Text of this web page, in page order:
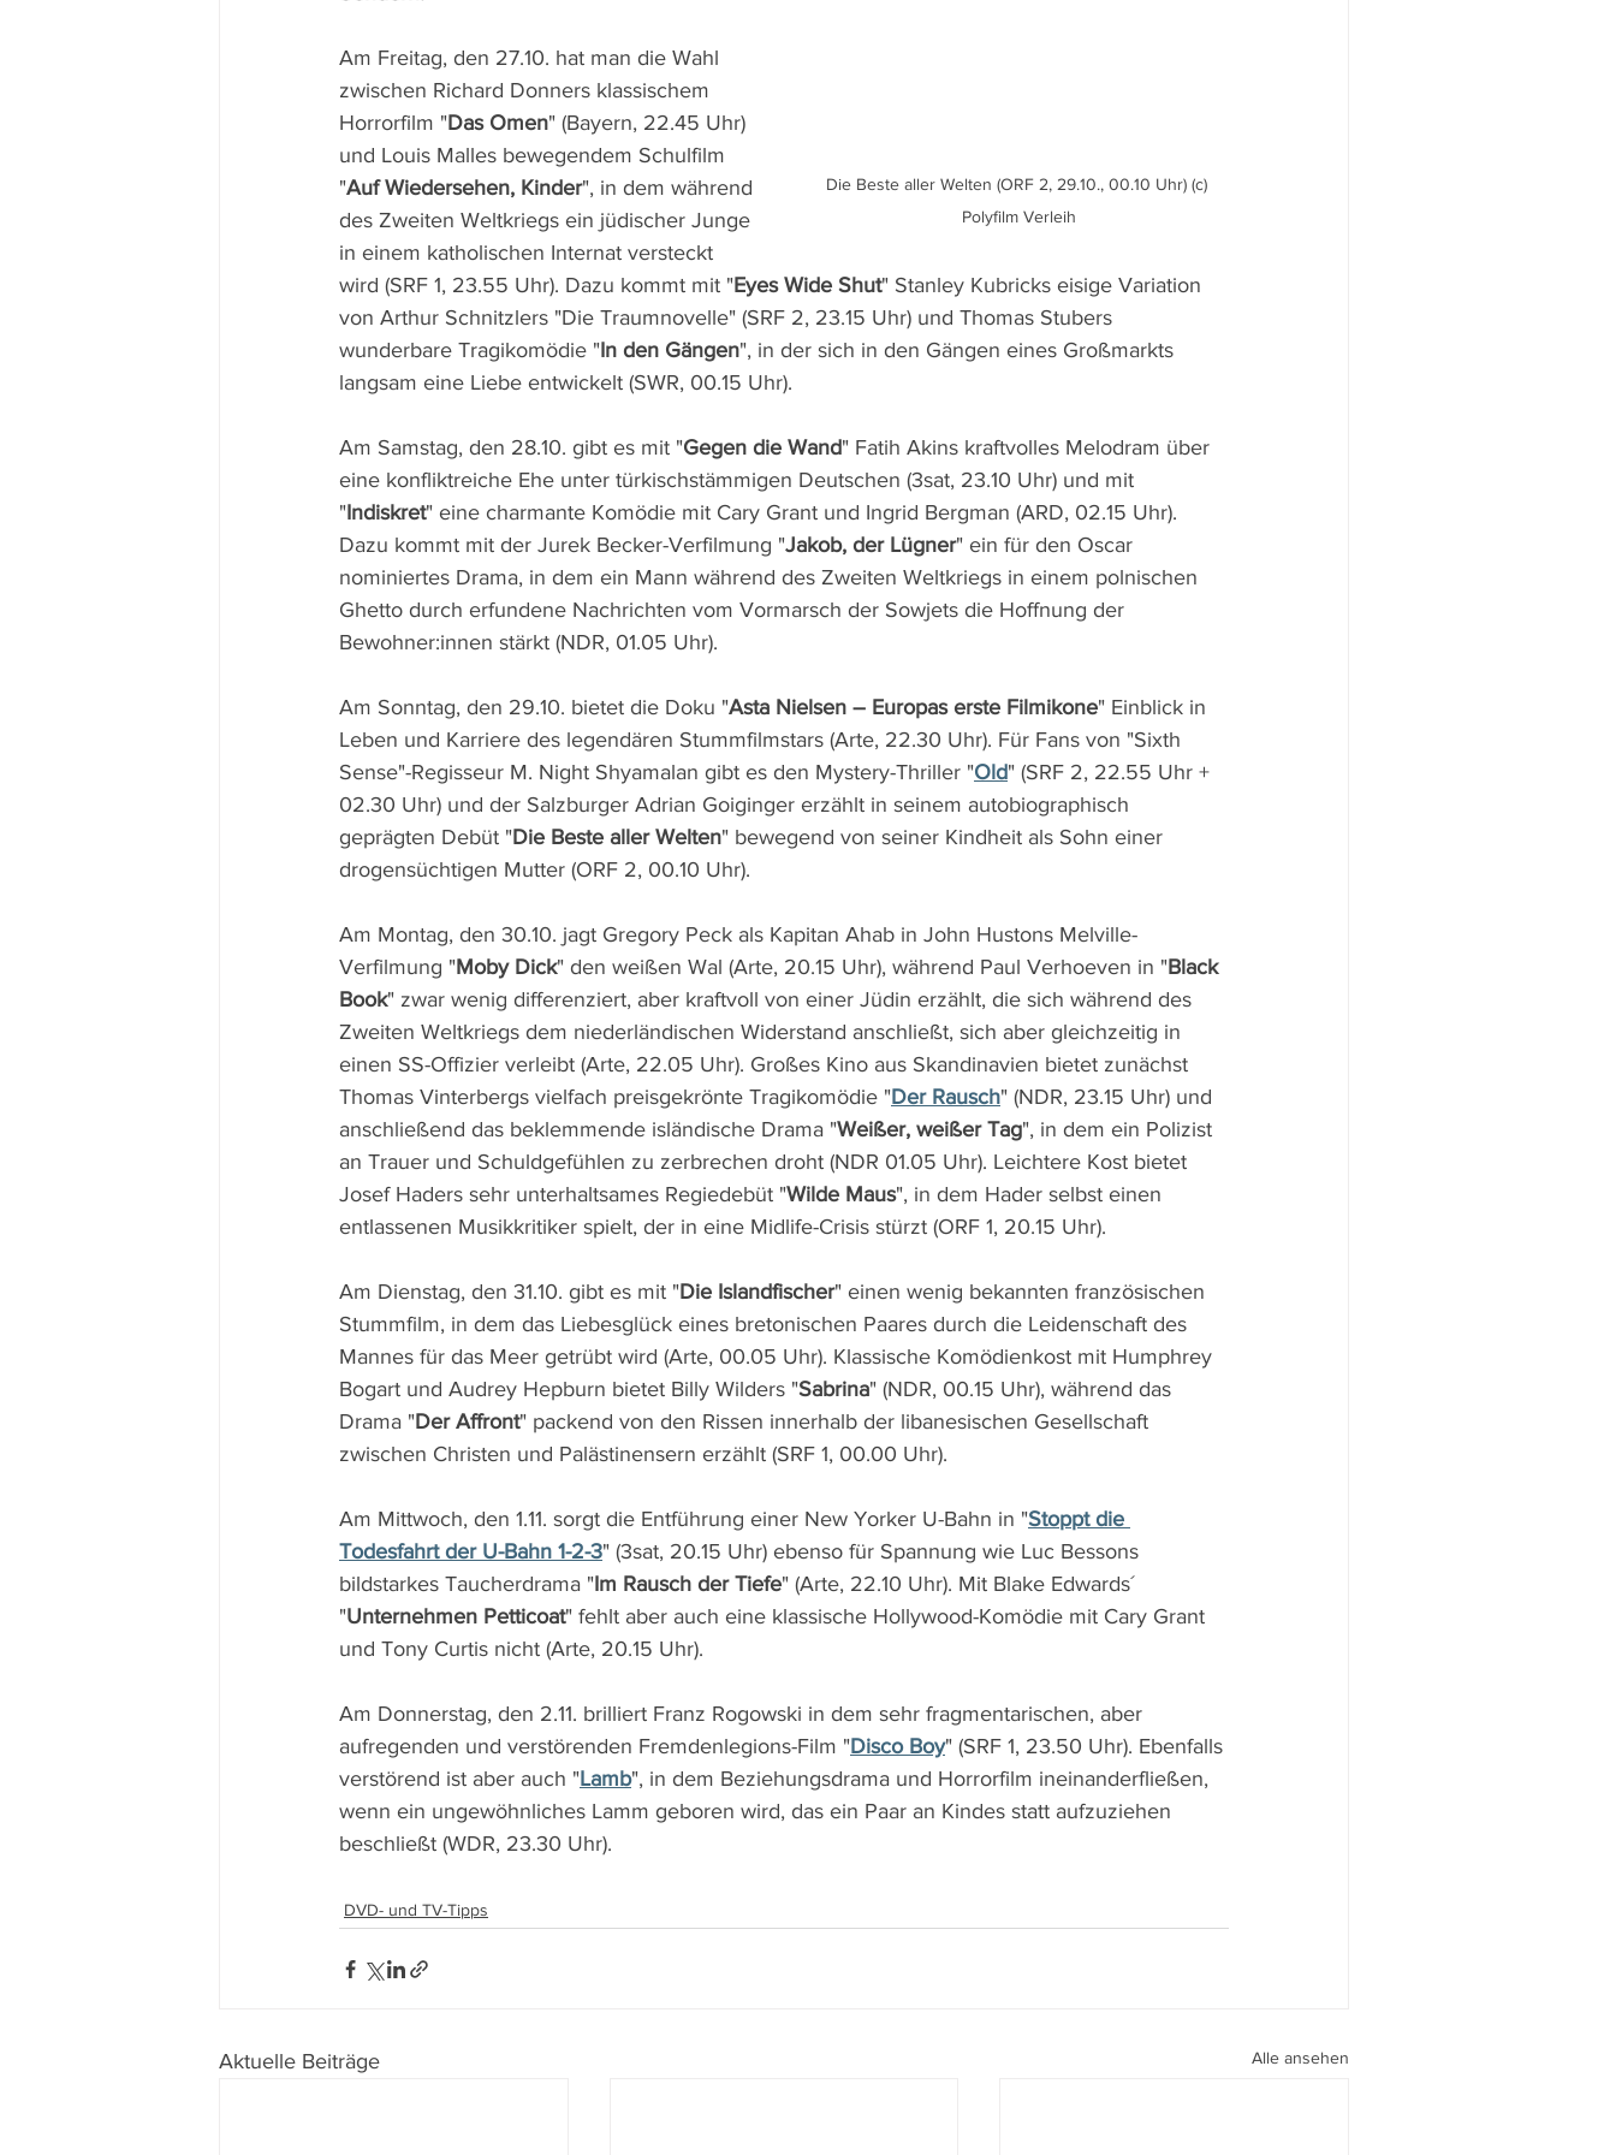
Die Beste aller Welten (ORF 2, 29.10., 00.10 Uhr) (c)
Polyfilm Verleih
Am Freitag, den 27.10. hat man die Wahl
zwischen Richard Donners klassischem
Horrorfilm "Das Omen" (Bayern, 22.45 Uhr)
und Louis Malles bewegendem Schulfilm
"Auf Wiedersehen, Kinder", in dem während
des Zweiten Weltkriegs ein jüdischer Junge
in einem katholischen Internat versteckt
wird (SRF 1, 23.55 Uhr). Dazu kommt mit "Eyes Wide Shut" Stanley Kubricks eisige Variation
von Arthur Schnitzlers "Die Traumnovelle" (SRF 2, 23.15 Uhr) und Thomas Stubers
wunderbare Tragikomödie "In den Gängen", in der sich in den Gängen eines Großmarkts
langsam eine Liebe entwickelt (SWR, 00.15 Uhr).
Am Samstag, den 28.10. gibt es mit "Gegen die Wand" Fatih Akins kraftvolles Melodram über
eine konfliktreiche Ehe unter türkischstämmigen Deutschen (3sat, 23.10 Uhr) und mit
"Indiskret" eine charmante Komödie mit Cary Grant und Ingrid Bergman (ARD, 02.15 Uhr).
Dazu kommt mit der Jurek Becker-Verfilmung "Jakob, der Lügner" ein für den Oscar
nominiertes Drama, in dem ein Mann während des Zweiten Weltkriegs in einem polnischen
Ghetto durch erfundene Nachrichten vom Vormarsch der Sowjets die Hoffnung der
Bewohner:innen stärkt (NDR, 01.05 Uhr).
Am Sonntag, den 29.10. bietet die Doku "Asta Nielsen – Europas erste Filmikone" Einblick in
Leben und Karriere des legendären Stummfilmstars (Arte, 22.30 Uhr). Für Fans von "Sixth
Sense"-Regisseur M. Night Shyamalan gibt es den Mystery-Thriller "Old" (SRF 2, 22.55 Uhr +
02.30 Uhr) und der Salzburger Adrian Goiginger erzählt in seinem autobiographisch
geprägten Debüt "Die Beste aller Welten" bewegend von seiner Kindheit als Sohn einer
drogensüchtigen Mutter (ORF 2, 00.10 Uhr).
Am Montag, den 30.10. jagt Gregory Peck als Kapitan Ahab in John Hustons Melville-
Verfilmung "Moby Dick" den weißen Wal (Arte, 20.15 Uhr), während Paul Verhoeven in "Black
Book" zwar wenig differenziert, aber kraftvoll von einer Jüdin erzählt, die sich während des
Zweiten Weltkriegs dem niederländischen Widerstand anschließt, sich aber gleichzeitig in
einen SS-Offizier verleibt (Arte, 22.05 Uhr). Großes Kino aus Skandinavien bietet zunächst
Thomas Vinterbergs vielfach preisgekrönte Tragikomödie "Der Rausch" (NDR, 23.15 Uhr) und
anschließend das beklemmende isländische Drama "Weißer, weißer Tag", in dem ein Polizist
an Trauer und Schuldgefühlen zu zerbrechen droht (NDR 01.05 Uhr). Leichtere Kost bietet
Josef Haders sehr unterhaltsames Regiedebüt "Wilde Maus", in dem Hader selbst einen
entlassenen Musikkritiker spielt, der in eine Midlife-Crisis stürzt (ORF 1, 20.15 Uhr).
Am Dienstag, den 31.10. gibt es mit "Die Islandfischer" einen wenig bekannten französischen
Stummfilm, in dem das Liebesglück eines bretonischen Paares durch die Leidenschaft des
Mannes für das Meer getrübt wird (Arte, 00.05 Uhr). Klassische Komödienkost mit Humphrey
Bogart und Audrey Hepburn bietet Billy Wilders "Sabrina" (NDR, 00.15 Uhr), während das
Drama "Der Affront" packend von den Rissen innerhalb der libanesischen Gesellschaft
zwischen Christen und Palästinensern erzählt (SRF 1, 00.00 Uhr).
Am Mittwoch, den 1.11. sorgt die Entführung einer New Yorker U-Bahn in "Stoppt die
Todesfahrt der U-Bahn 1-2-3" (3sat, 20.15 Uhr) ebenso für Spannung wie Luc Bessons
bildstarkes Taucherdrama "Im Rausch der Tiefe" (Arte, 22.10 Uhr). Mit Blake Edwards´
"Unternehmen Petticoat" fehlt aber auch eine klassische Hollywood-Komödie mit Cary Grant
und Tony Curtis nicht (Arte, 20.15 Uhr).
Am Donnerstag, den 2.11. brilliert Franz Rogowski in dem sehr fragmentarischen, aber
aufregenden und verstörenden Fremdenlegions-Film "Disco Boy" (SRF 1, 23.50 Uhr). Ebenfalls
verstörend ist aber auch "Lamb", in dem Beziehungsdrama und Horrorfilm ineinanderfließen,
wenn ein ungewöhnliches Lamm geboren wird, das ein Paar an Kindes statt aufzuziehen
beschließt (WDR, 23.30 Uhr).
DVD- und TV-Tipps
Aktuelle Beiträge Alle ansehen